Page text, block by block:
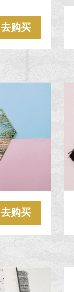
去购买
去购买